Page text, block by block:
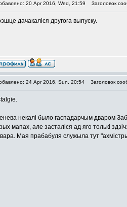
20 Apr 2016, Wed, 21:59 Заголовок
дачакаліся другога выпуску.
24 Apr 2016, Sun, 20:54 Заголовок
некалі было гаспадарчым дваром
мапах, але засталіся ад яго толькі
Мая прабабуля служыла тут